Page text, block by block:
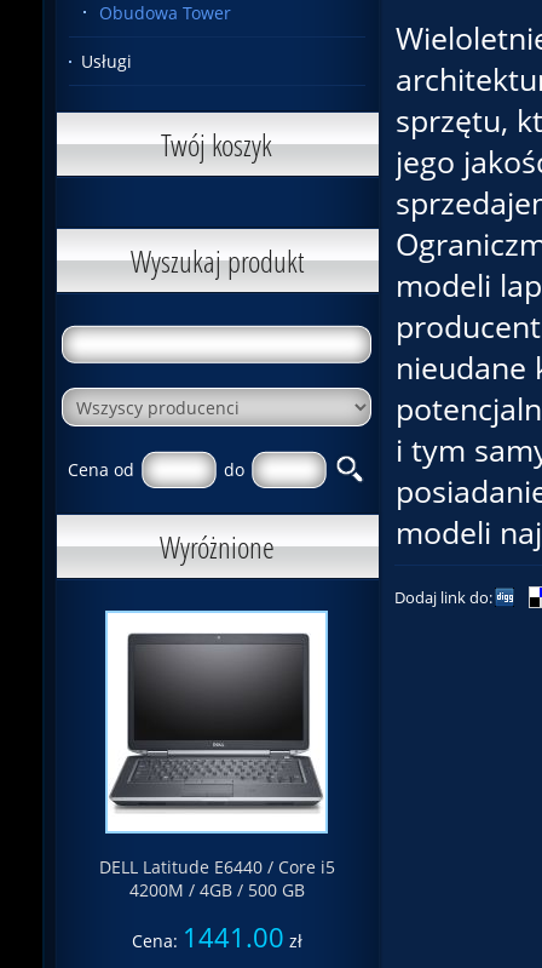
Obudowa Tower
Usługi
Twój koszyk
Wyszukaj produkt
Cena od do
Wyróżnione
DELL Latitude E6440 / Core i5
4200M / 4GB / 500 GB
Cena: 1441.00 zł
sprzętu,
jego
modeli
nieudane
i tym
modeli
Dodaj link do: